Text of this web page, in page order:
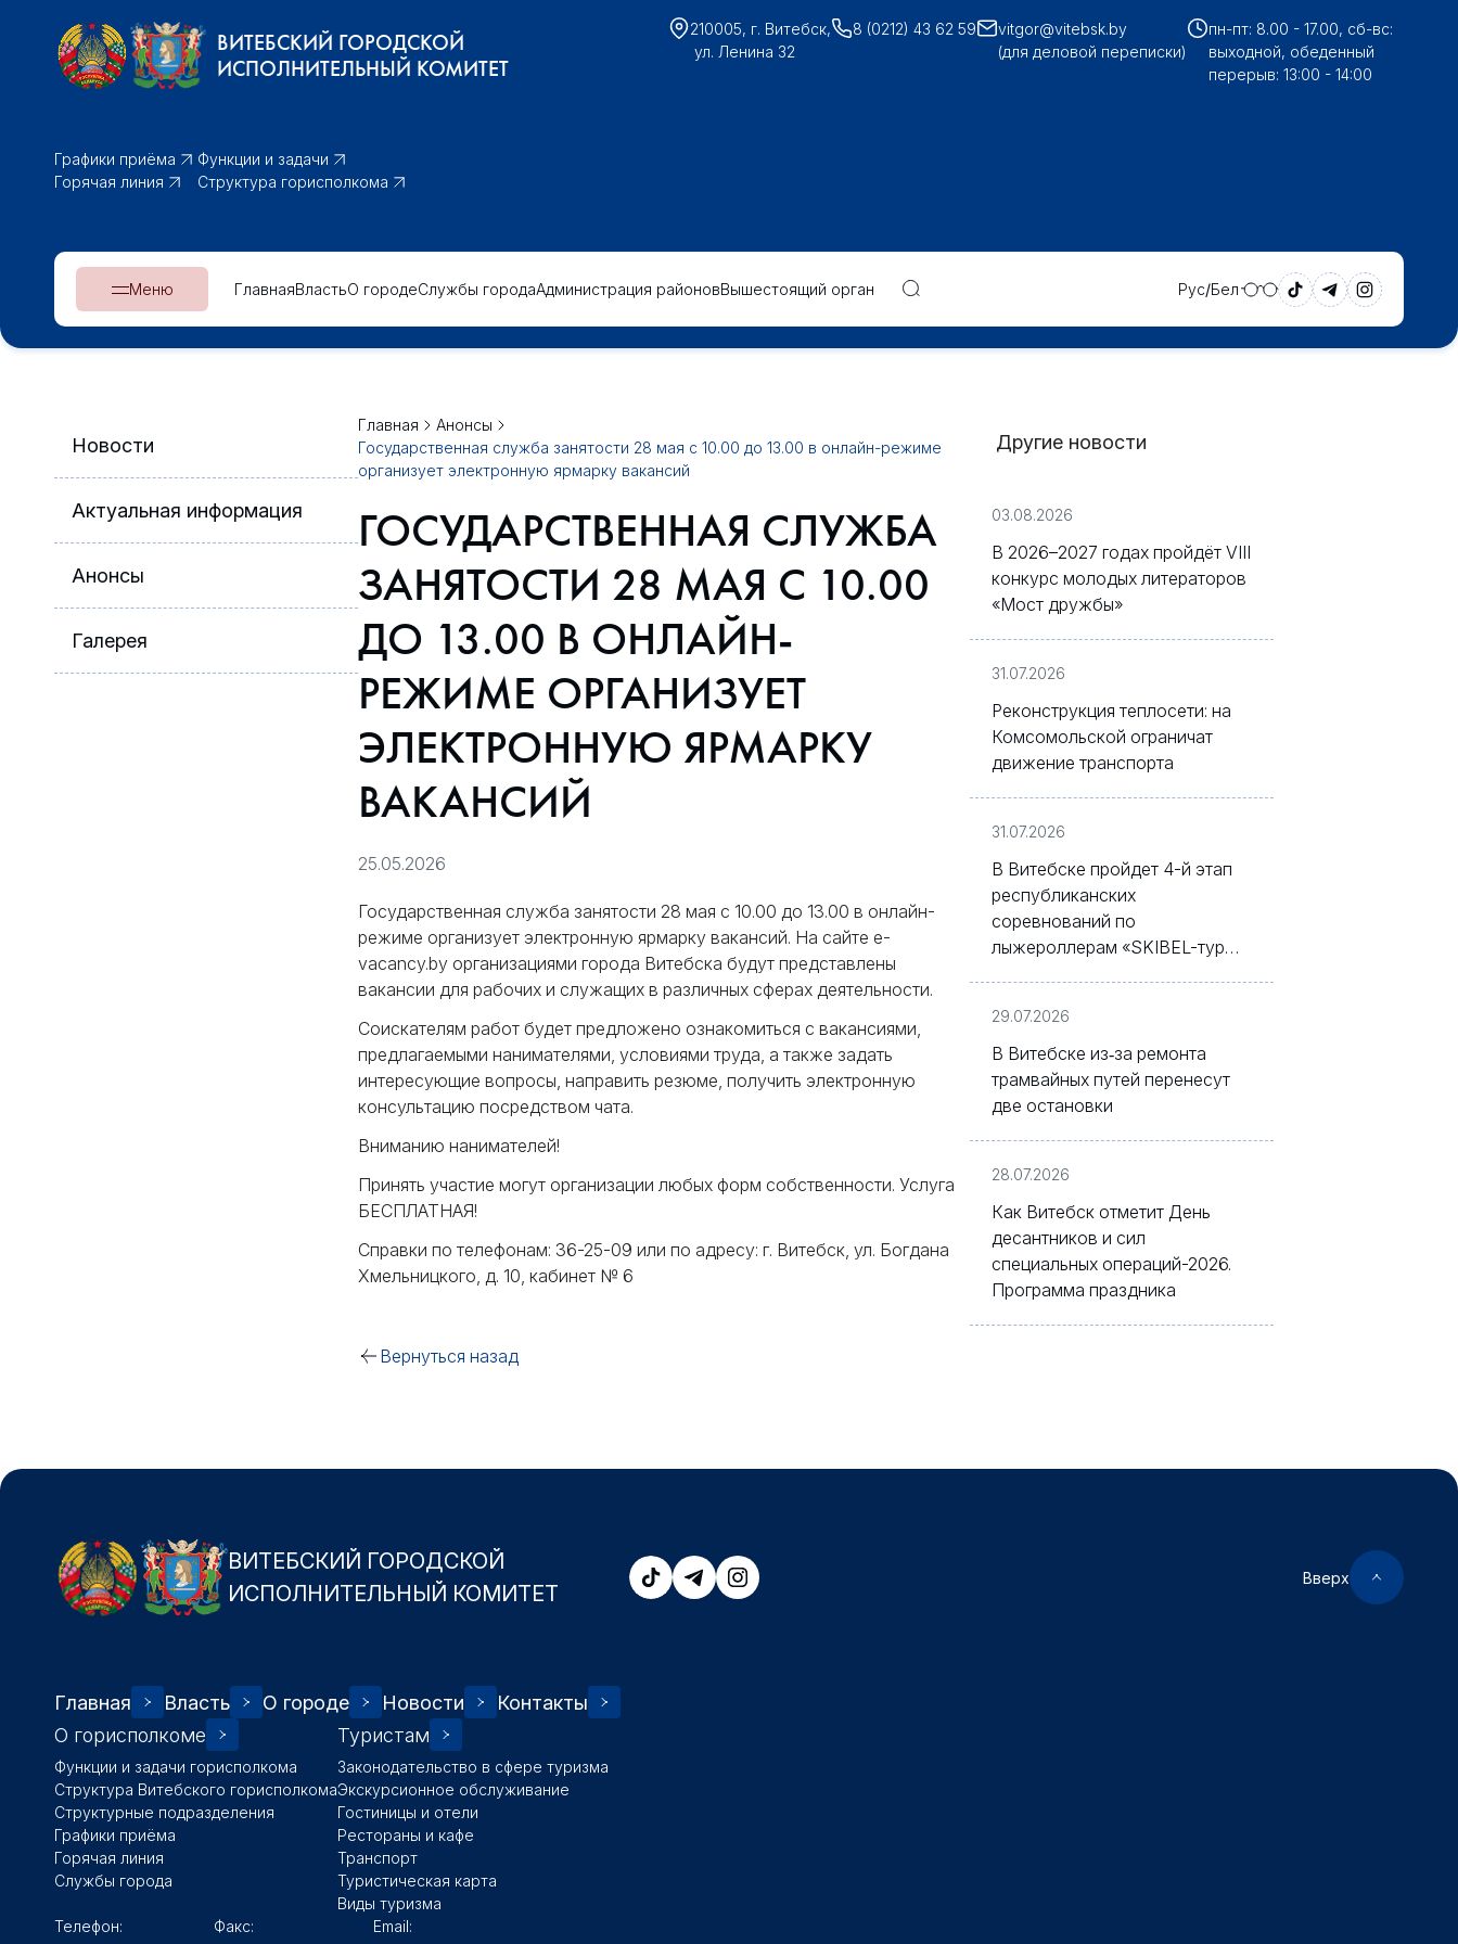
ВИТЕБСКИЙ ГОРОДСКОЙ
ИСПОЛНИТЕЛЬНЫЙ КОМИТЕТ
210005, г. Витебск,
ул. Ленина 32
8 (0212) 43 62 59
vitgor@vitebsk.by
(для деловой переписки)
пн-пт: 8.00 - 17.00, сб-вс:
выходной, обеденный
перерыв: 13:00 - 14:00
Графики приёма
Горячая линия
Функции и задачи
Структура горисполкома
Меню ГлавнаяВластьО городеСлужбы городаАдминистрация районовВышестоящий орган Рус Бел
Новости
Актуальная информация
Анонсы
Галерея
Главная
Анонсы
Государственная служба занятости 28 мая с 10.00 до 13.00 в онлайн-режиме
организует электронную ярмарку вакансий
ГОСУДАРСТВЕННАЯ СЛУЖБА
ЗАНЯТОСТИ 28 МАЯ С 10.00
ДО 13.00 В ОНЛАЙН-
РЕЖИМЕ ОРГАНИЗУЕТ
ЭЛЕКТРОННУЮ ЯРМАРКУ
ВАКАНСИЙ
25.05.2026
Государственная служба занятости 28 мая с 10.00 до 13.00 в онлайн-
режиме организует электронную ярмарку вакансий. На сайте e-
vacancy.by организациями города Витебска будут представлены
вакансии для рабочих и служащих в различных сферах деятельности.
Соискателям работ будет предложено ознакомиться с вакансиями,
предлагаемыми нанимателями, условиями труда, а также задать
интересующие вопросы, направить резюме, получить электронную
консультацию посредством чата.
Вниманию нанимателей!
Принять участие могут организации любых форм собственности. Услуга
БЕСПЛАТНАЯ!
Справки по телефонам: 36-25-09 или по адресу: г. Витебск, ул. Богдана
Хмельницкого, д. 10, кабинет № 6
Вернуться назад
Другие новости
03.08.2026
В 2026–2027 годах пройдёт VIII
конкурс молодых литераторов
«Мост дружбы»
31.07.2026
Реконструкция теплосети: на
Комсомольской ограничат
движение транспорта
31.07.2026
В Витебске пройдет 4-й этап
республиканских
соревнований по
лыжероллерам «SKIBEL-тур
29.07.2026
В Витебске из‑за ремонта
трамвайных путей перенесут
две остановки
28.07.2026
Как Витебск отметит День
десантников и сил
специальных операций-2026.
Программа праздника
ВИТЕБСКИЙ ГОРОДСКОЙ
ИСПОЛНИТЕЛЬНЫЙ КОМИТЕТ
Вверх
Главная Власть О городе Новости
Контакты
О горисполкоме
Функции и задачи горисполкома
Структура Витебского горисполкома
Структурные подразделения
Графики приёма
Горячая линия
Службы города
Туристам
Законодательство в сфере туризма
Экскурсионное обслуживание
Гостиницы и отели
Рестораны и кафе
Транспорт
Туристическая карта
Виды туризма
Телефон:
Факс: Email: